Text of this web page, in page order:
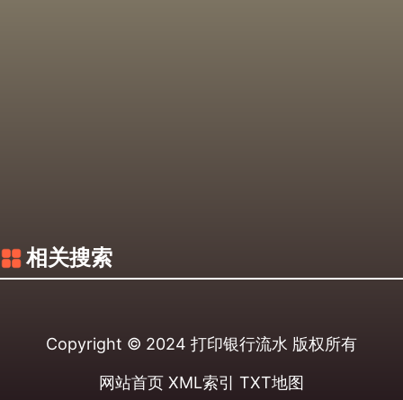
相关搜索
Copyright © 2024 打印银行流水 版权所有
网站首页 XML索引 TXT地图